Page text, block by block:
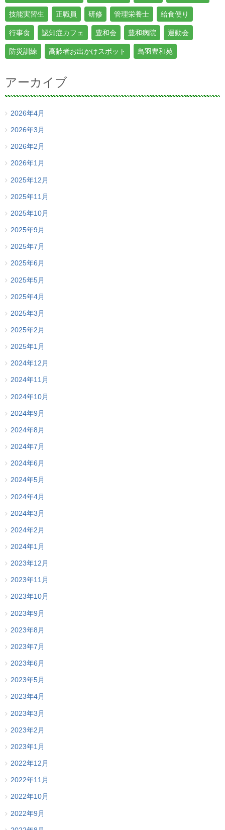
技能実習生 正職員 研修 管理栄養士 給食便り
行事食 認知症カフェ 豊和会 豊和病院 運動会
防災訓練 高齢者お出かけスポット 鳥羽豊和苑
アーカイブ
2026年4月
2026年3月
2026年2月
2026年1月
2025年12月
2025年11月
2025年10月
2025年9月
2025年7月
2025年6月
2025年5月
2025年4月
2025年3月
2025年2月
2025年1月
2024年12月
2024年11月
2024年10月
2024年9月
2024年8月
2024年7月
2024年6月
2024年5月
2024年4月
2024年3月
2024年2月
2024年1月
2023年12月
2023年11月
2023年10月
2023年9月
2023年8月
2023年7月
2023年6月
2023年5月
2023年4月
2023年3月
2023年2月
2023年1月
2022年12月
2022年11月
2022年10月
2022年9月